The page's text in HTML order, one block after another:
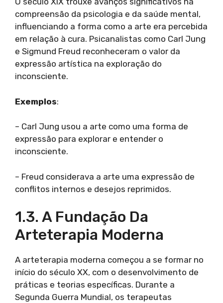
compreensão da psicologia e da saúde mental,
influenciando a forma como a arte era percebida
em relação à cura. Psicanalistas como Carl Jung
e Sigmund Freud reconheceram o valor da
expressão artística na exploração do
inconsciente.
Exemplos:
– Carl Jung usou a arte como uma forma de
expressão para explorar e entender o
inconsciente.
– Freud considerava a arte uma expressão de
conflitos internos e desejos reprimidos.
1.3. A Fundação Da
Arteterapia Moderna
A arteterapia moderna começou a se formar no
início do século XX, com o desenvolvimento de
práticas e teorias específicas. Durante a
Segunda Guerra Mundial, os terapeutas